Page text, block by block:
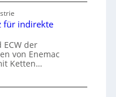
für indirekte
ECW der
von Enemac
Ketten…